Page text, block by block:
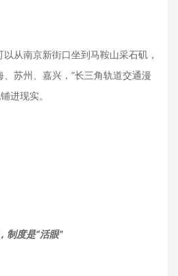
从南京新街口坐到马鞍山采石矶，
、苏州、嘉兴，“长三角轨道交通漫
进现实。
制度是“活眼”